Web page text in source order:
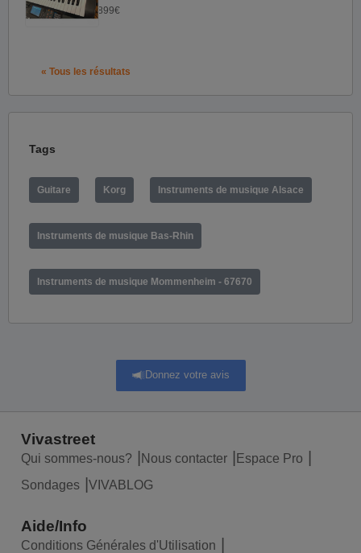
899€
« Tous les résultats
Tags
Guitare Korg Instruments de musique Alsace
Instruments de musique Bas-Rhin
Instruments de musique Mommenheim - 67670
Donnez votre avis
Vivastreet
Qui sommes-nous? Nous contacter
Espace Pro
Sondages
VIVABLOG
Aide/Info
Conditions Générales d'Utilisation